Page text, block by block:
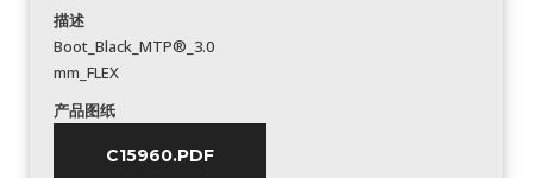
描述
Boot_Black_MTP®_3.0
mm_FLEX
产品图纸
C15960.PDF